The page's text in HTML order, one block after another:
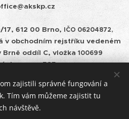
612 00 Brno, IČO 06204872,
v obchodním rejstříku vedeném
Brně oddíl C, vložka 100699
cepm585
údajů a pravidla cookies
zajistili správné fungování a
Tím vám můžeme zajistit tu
návštěvě.